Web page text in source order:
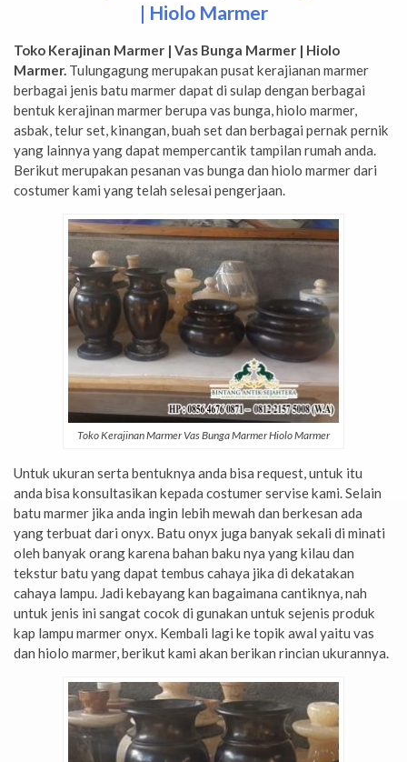
| Hiolo Marmer
Toko Kerajinan Marmer | Vas Bunga Marmer | Hiolo
Marmer. Tulungagung merupakan pusat kerajianan marmer
berbagai jenis batu marmer dapat di sulap dengan berbagai
bentuk kerajinan marmer berupa vas bunga, hiolo marmer,
asbak, telur set, kinangan, buah set dan berbagai pernak pernik
yang lainnya yang dapat mempercantik tampilan rumah anda.
Berikut merupakan pesanan vas bunga dan hiolo marmer dari
costumer kami yang telah selesai pengerjaan.
Toko Kerajinan Marmer Vas Bunga Marmer Hiolo Marmer
Untuk ukuran serta bentuknya anda bisa request, untuk itu
anda bisa konsultasikan kepada costumer servise kami. Selain
batu marmer jika anda ingin lebih mewah dan berkesan ada
yang terbuat dari onyx. Batu onyx juga banyak sekali di minati
oleh banyak orang karena bahan baku nya yang kilau dan
tekstur batu yang dapat tembus cahaya jika di dekatakan
cahaya lampu. Jadi kebayang kan bagaimana cantiknya, nah
untuk jenis ini sangat cocok di gunakan untuk sejenis produk
kap lampu marmer onyx. Kembali lagi ke topik awal yaitu vas
dan hiolo marmer, berikut kami akan berikan rincian ukurannya.